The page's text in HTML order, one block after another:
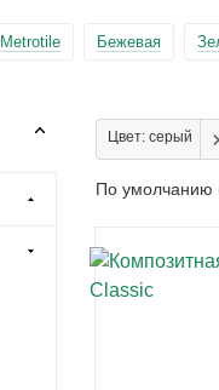
Metrotile Бежевая
Цвет: серый
По умолчанию